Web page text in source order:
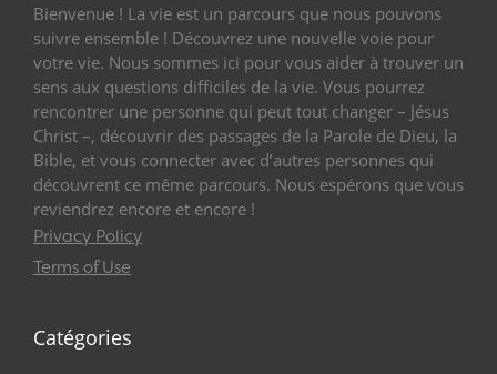
Bienvenue ! La vie est un parcours que nous pouvons
suivre ensemble ! Découvrez une nouvelle voie pour
votre vie. Nous sommes ici pour vous aider à trouver un
sens aux questions difficiles de la vie. Vous pourrez
rencontrer une personne qui peut tout changer – Jésus
Christ –, découvrir des passages de la Parole de Dieu, la
Bible, et vous connecter avec d’autres personnes qui
découvrent ce même parcours. Nous espérons que vous
reviendrez encore et encore !
Privacy Policy
Terms of Use
Catégories